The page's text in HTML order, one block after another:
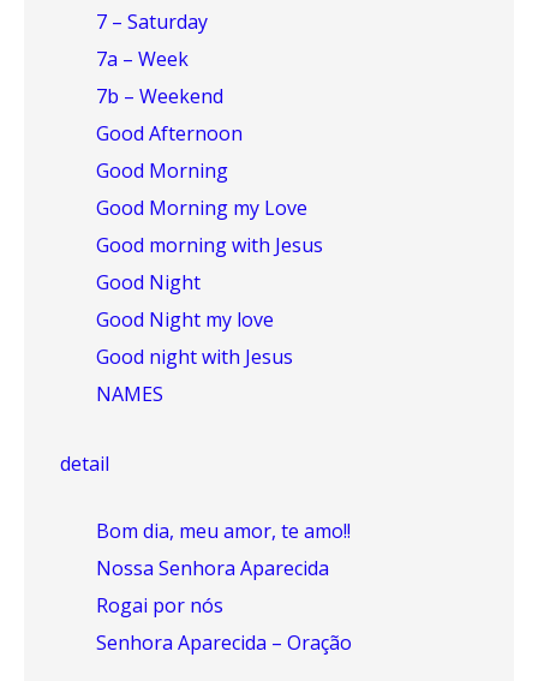
7 – Saturday
7a – Week
7b – Weekend
Good Afternoon
Good Morning
Good Morning my Love
Good morning with Jesus
Good Night
Good Night my love
Good night with Jesus
NAMES
detail
Bom dia, meu amor, te amo!!
Nossa Senhora Aparecida
Rogai por nós
Senhora Aparecida – Oração